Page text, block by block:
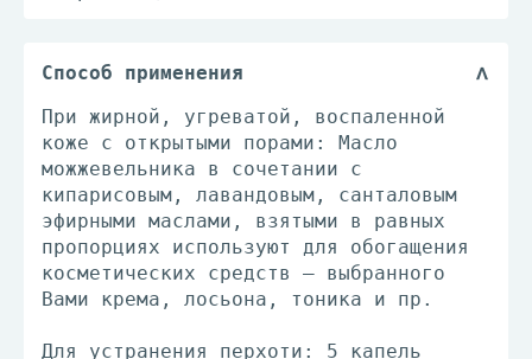
Способ применения
При жирной, угреватой, воспаленной
коже с открытыми порами: Масло
можжевельника в сочетании с
кипарисовым, лавандовым, санталовым
эфирными маслами, взятыми в равных
пропорциях используют для обогащения
косметических средств – выбранного
Вами крема, лосьона, тоника и пр.
Для устранения перхоти: 5 капель